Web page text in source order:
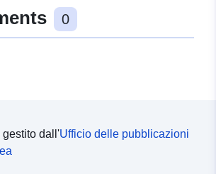
48.4121888 ], [ 9.7863819,
0
gestito dall'Ufficio delle pubblicazioni